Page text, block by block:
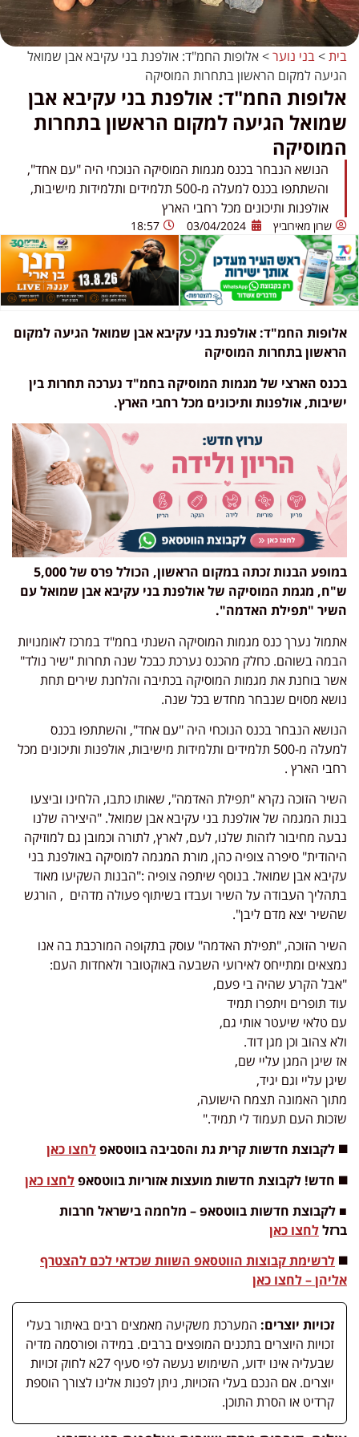
בית>בני נוער>אלופות החמ"ד: אולפנת בני עקיבא אבן שמואל
הגיעה למקום הראשון בתחרות המוסיקה
אלופות החמ"ד: אולפנת בני עקיבא אבן
שמואל הגיעה למקום הראשון בתחרות
המוסיקה
הנושא הנבחר בכנס מגמות המוסיקה הנוכחי היה "עם אחד",
והשתתפו בכנס למעלה מ-500 תלמידים ותלמידות מישיבות,
אולפנות ותיכונים מכל רחבי הארץ
שרון מאירוביץ 03/04/2024
18:57
אלופות החמ"ד: אולפנת בני עקיבא אבן שמואל הגיעה למקום
הראשון בתחרות המוסיקה
בכנס הארצי של מגמות המוסיקה בחמ"ד נערכה תחרות בין
ישיבות, אולפנות ותיכונים מכל רחבי הארץ.
במופע הבנות זכתה במקום הראשון, הכולל פרס של 5,000
ש"ח, מגמת המוסיקה של אולפנת בני עקיבא אבן שמואל עם
השיר "תפילת האדמה".
אתמול נערך כנס מגמות המוסיקה השנתי בחמ"ד במרכז לאומנויות
הבמה בשוהם. כחלק מהכנס נערכת כבכל שנה תחרות "שיר נולד"
אשר בוחנת את מגמות המוסיקה בכתיבה והלחנת שירים תחת
נושא מסוים שנבחר מחדש בכל שנה.
הנושא הנבחר בכנס הנוכחי היה "עם אחד", והשתתפו בכנס
למעלה מ-500 תלמידים ותלמידות מישיבות, אולפנות ותיכונים מכל
רחבי הארץ .
השיר הזוכה נקרא "תפילת האדמה", שאותו כתבו, הלחינו וביצעו
בנות המגמה של אולפנת בני עקיבא אבן שמואל. "היצירה שלנו
נבעה מחיבור לזהות שלנו, לעם, לארץ, לתורה וכמובן גם למוזיקה
היהודית" סיפרה צופיה כהן, מורת המגמה למוסיקה באולפנת בני
עקיבא אבן שמואל. בנוסף שיתפה צופיה :"הבנות השקיעו מאוד
בתהליך העבודה על השיר ועבדו בשיתוף פעולה מדהים , הורגש
שהשיר יצא מדם ליבן".
השיר הזוכה, "תפילת האדמה" עוסק בתקופה המורכבת בה אנו
נמצאים ומתייחס לאירועי השבעה באוקטובר ולאחדות העם:
"אבל הקרע שהיה בי פעם,
עוד תופרים ויתפרו תמיד
עם טלאי שיעטר אותי גם,
ולא צהוב וכן מגן דוד.
אז שיגן המגן עליי שם,
שיגן עליי וגם יגיד,
מתוך האמונה תצמח הישועה,
שזכות העם תעמוד לי תמיד."
◼️ לקבוצת חדשות קרית גת והסביבה בווטסאפלחצו כאן
◼️ חדש! לקבוצת חדשות מועצות אזוריות בווטסאפלחצו כאן
■ לקבוצת חדשות בווטסאפ – מלחמה בישראל חרבות
ברזללחצו כאן
◼️ לרשימת קבוצות הווטסאפ השוות שכדאי לכם להצטרף
אליהן – לחצו כאן
זכויות יוצרים: המערכת משקיעה מאמצים רבים באיתור בעלי
זכויות היוצרים בתכנים המופצים ברבים. במידה ופורסמה מדיה
שבעליה אינו ידוע, השימוש נעשה לפי סעיף 27א לחוק זכויות
יוצרים. אם הנכם בעלי הזכויות, ניתן לפנות אלינו לצורך הוספת
קרדיט או הסרת התוכן.